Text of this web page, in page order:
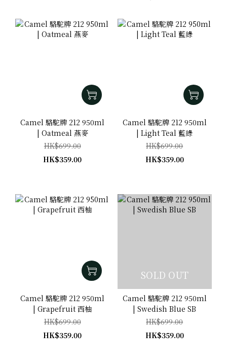
Camel 駱駝牌 212 950ml
| Oatmeal 燕麥
HK$699.00
HK$359.00
Camel 駱駝牌 212 950ml
| Light Teal 藍綠
HK$699.00
HK$359.00
Camel 駱駝牌 212 950ml
| Grapefruit 西柚
HK$699.00
HK$359.00
SOLD OUT
Camel 駱駝牌 212 950ml
| Swedish Blue SB
HK$699.00
HK$359.00